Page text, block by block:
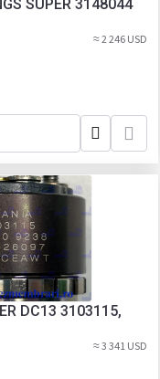
SUPER 3148044
≈ 2 246 USD
DC13 3103115,
≈ 3 341 USD